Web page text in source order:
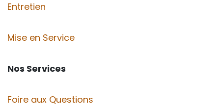
Entretien
Mise en Service
Nos Services
Foire aux Questions